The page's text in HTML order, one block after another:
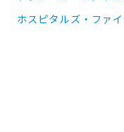
ホスピタルズ・ファ